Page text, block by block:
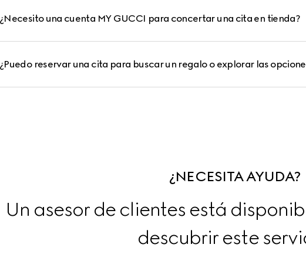
¿Necesito una cuenta MY GUCCI para concertar una cita en tienda?
¿Puedo reservar una cita para buscar un regalo o explorar las
¿NECESITA AYUDA?
Un asesor de clientes está
descubrir este